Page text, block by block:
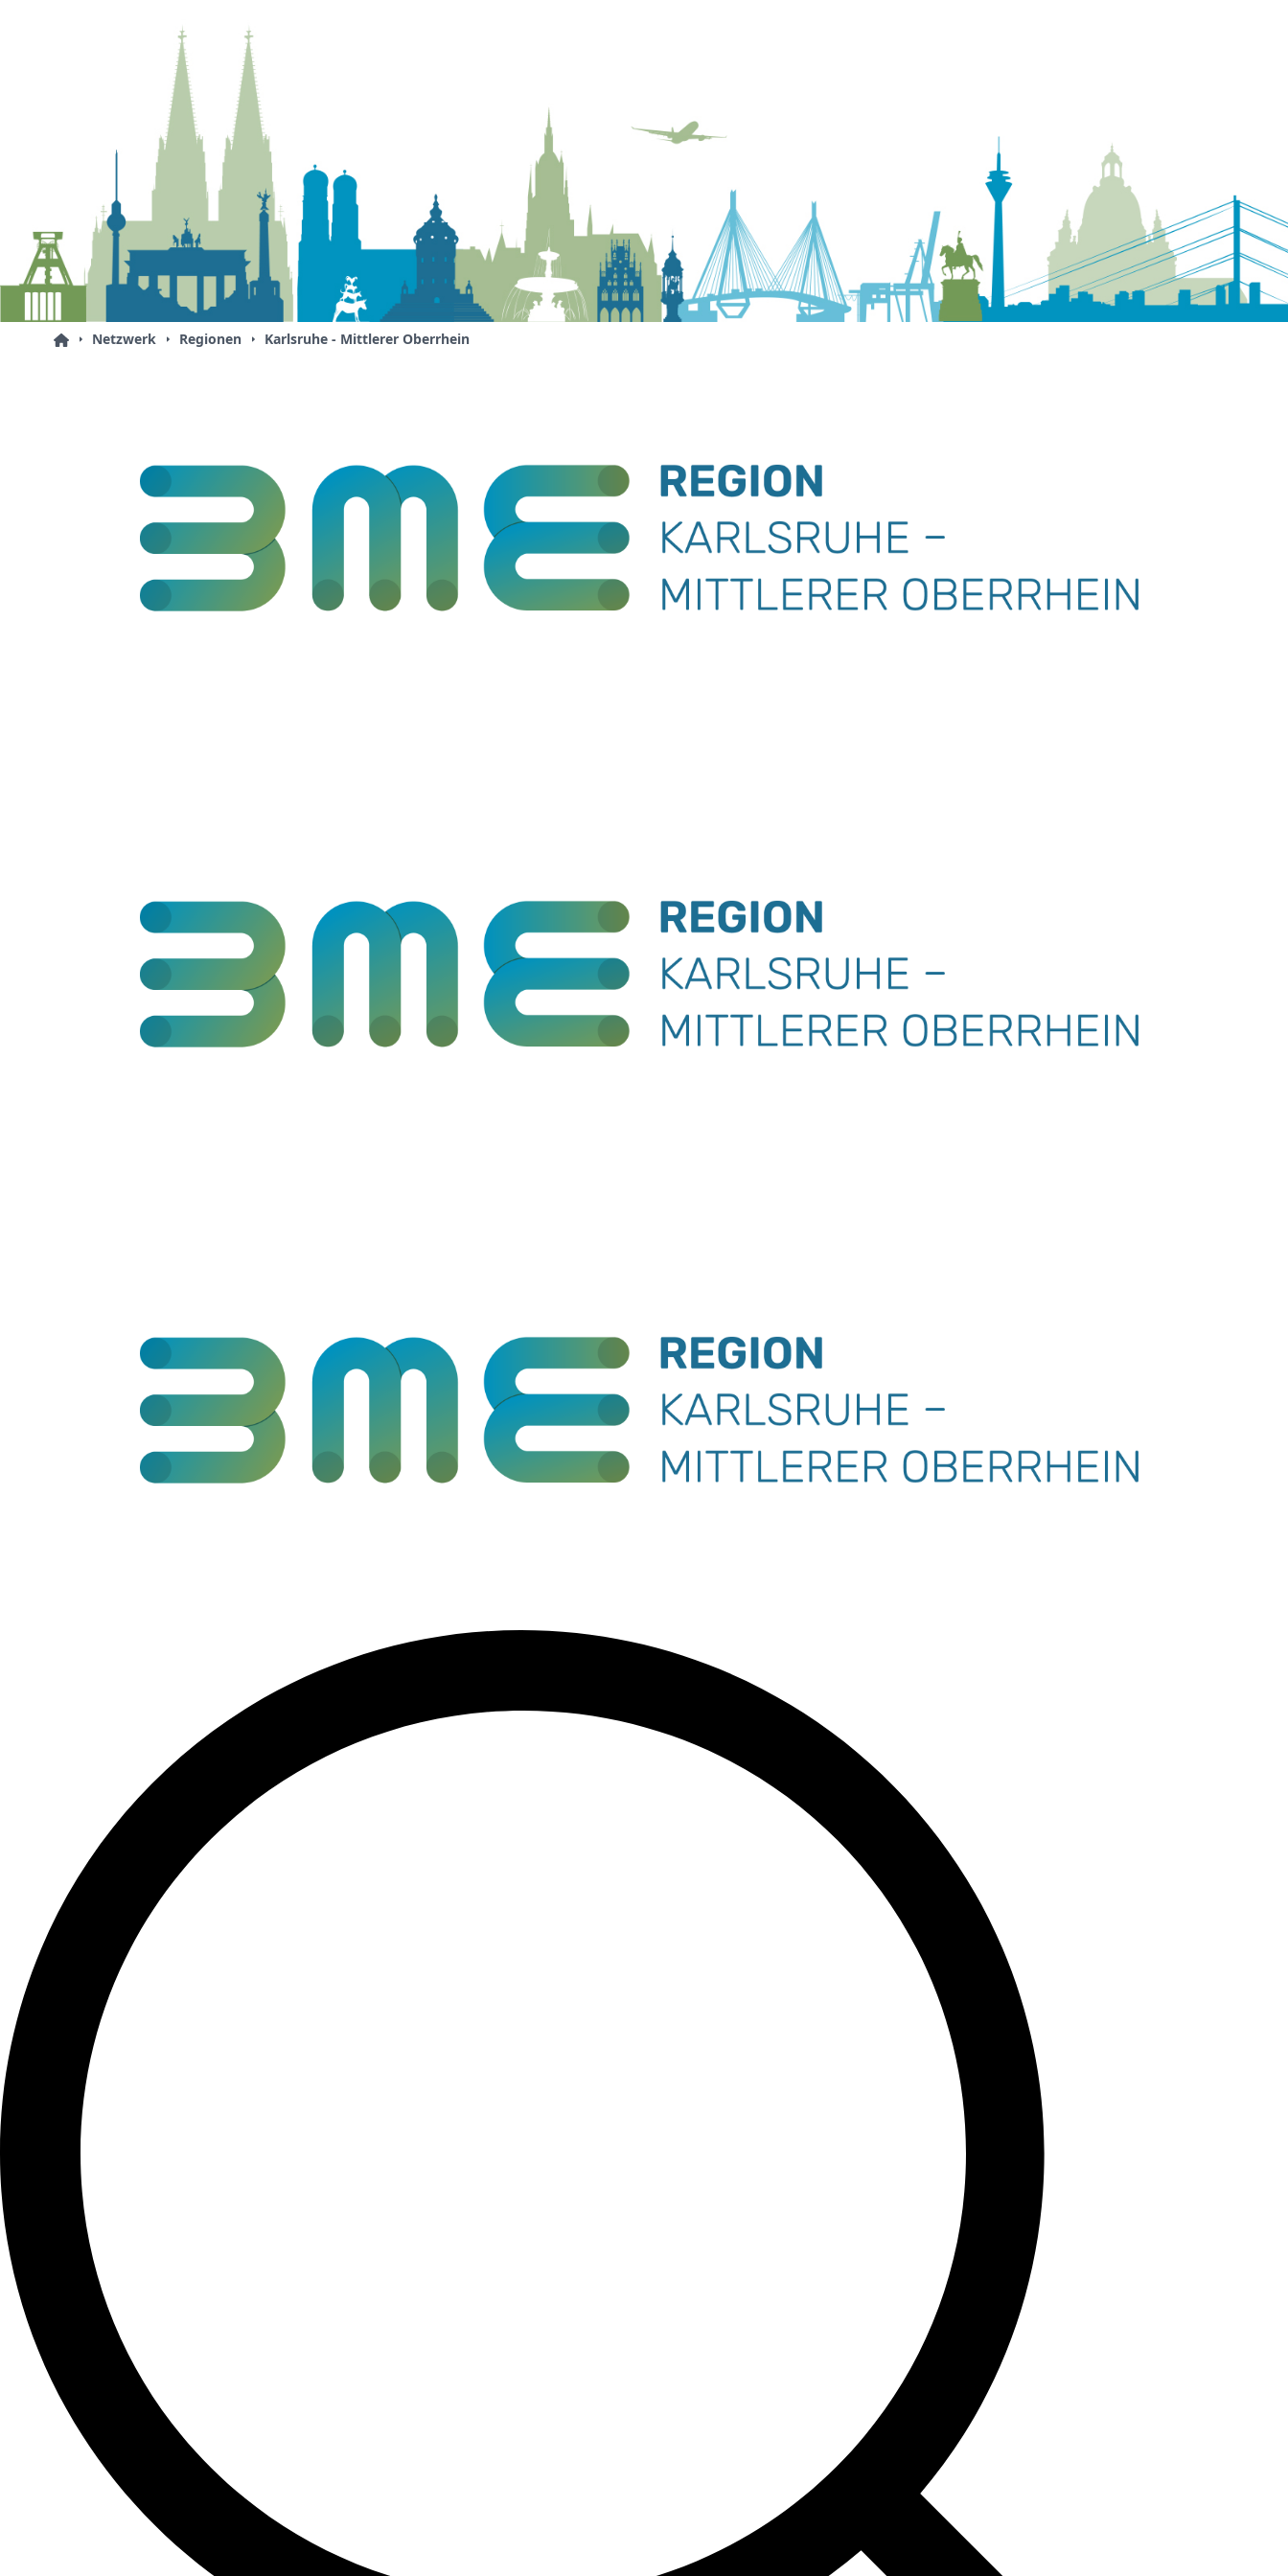
Netzwerk Regionen Karlsruhe - Mittlerer Oberrhein